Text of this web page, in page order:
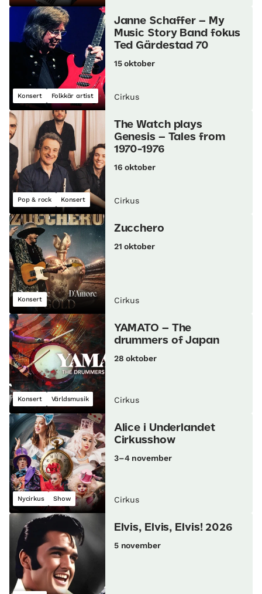
Konsert Folkkär artist
Janne Schaffer – My
Music Story Band fokus
Ted Gärdestad 70
15 oktober
Cirkus
Pop & rock Konsert
The Watch plays
Genesis – Tales from
1970-1976
16 oktober
Cirkus
Konsert
Zucchero
21 oktober
Cirkus
Konsert Världsmusik
YAMATO – The
drummers of Japan
28 oktober
Cirkus
Nycirkus Show
Alice i Underlandet
Cirkusshow
3–4 november
Cirkus
Elvis, Elvis, Elvis! 2026
5 november